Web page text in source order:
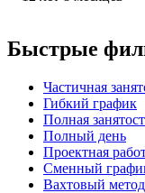
Быстрые
Частичная
Гибкий график
Полная
Полный день
Проектная
Сменный
Вахтовый метод